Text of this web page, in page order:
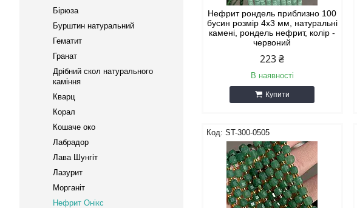
Нефрит рондель приблизно 100
бусин розмір 4x3 мм, натуральні
камені, рондель нефрит, колір -
червоний
223 ₴
В наявності
Купити
ST-300-0505
Бірюза
Бурштин натуральний
Гематит
Гранат
Дрібний скол натурального
каміння
Кварц
Корал
Кошаче око
Лабрадор
Лава Шунгіт
Лазурит
Морганіт
Нефрит Онікс